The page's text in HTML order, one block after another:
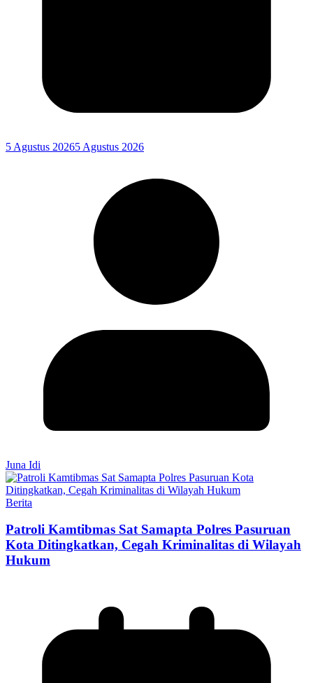
5 Agustus 20265 Agustus 2026
Juna Idi
Berita
Patroli Kamtibmas Sat Samapta Polres Pasuruan
Kota Ditingkatkan, Cegah Kriminalitas di Wilayah
Hukum